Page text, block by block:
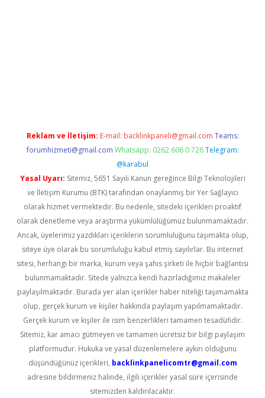
Reklam ve İletişim: E-mail: backlinkpaneli@gmail.com Teams:
forumhizmeti@gmail.com Whatsapp: 0262 606 0 726 Telegram:
@karabul
Yasal Uyarı: Sitemiz, 5651 Sayılı Kanun gereğince Bilgi Teknolojileri
ve İletişim Kurumu (BTK) tarafından onaylanmış bir Yer Sağlayıcı
olarak hizmet vermektedir. Bu nedenle, sitedeki içerikleri proaktif
olarak denetleme veya araştırma yükümlülüğümüz bulunmamaktadır.
Ancak, üyelerimiz yazdıkları içeriklerin sorumluluğunu taşımakta olup,
siteye üye olarak bu sorumluluğu kabul etmiş sayılırlar. Bu internet
sitesi, herhangi bir marka, kurum veya şahıs şirketi ile hiçbir bağlantısı
bulunmamaktadır. Sitede yalnızca kendi hazırladığımız makaleler
paylaşılmaktadır. Burada yer alan içerikler haber niteliği taşımamakta
olup, gerçek kurum ve kişiler hakkında paylaşım yapılmamaktadır.
Gerçek kurum ve kişiler ile isim benzerlikleri tamamen tesadüfidir.
Sitemiz, kar amacı gütmeyen ve tamamen ücretsiz bir bilgi paylaşım
platformudur. Hukuka ve yasal düzenlemelere aykırı olduğunu
düşündüğünüz içerikleri, backlinkpanelicomtr@gmail.com
adresine bildirmeniz halinde, ilgili içerikler yasal süre içerisinde
sitemizden kaldırılacaktır.